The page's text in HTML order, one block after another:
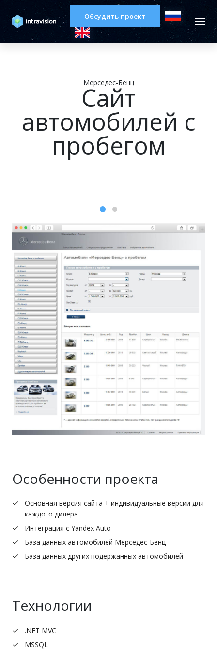
Обсудить проект
Мерседес-Бенц
Сайт
автомобилей с
пробегом
Особенности проекта
Основная версия сайта + индивидуальные версии для
каждого дилера
Интеграция с Yandex Auto
База данных автомобилей Мерседес-Бенц
База данных других подержанных автомобилей
Технологии
.NET MVC
MSSQL